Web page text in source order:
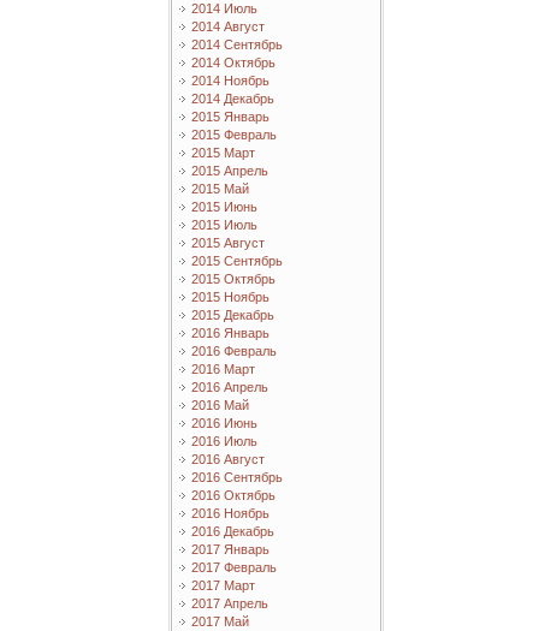
2014 Июль
2014 Август
2014 Сентябрь
2014 Октябрь
2014 Ноябрь
2014 Декабрь
2015 Январь
2015 Февраль
2015 Март
2015 Апрель
2015 Май
2015 Июнь
2015 Июль
2015 Август
2015 Сентябрь
2015 Октябрь
2015 Ноябрь
2015 Декабрь
2016 Январь
2016 Февраль
2016 Март
2016 Апрель
2016 Май
2016 Июнь
2016 Июль
2016 Август
2016 Сентябрь
2016 Октябрь
2016 Ноябрь
2016 Декабрь
2017 Январь
2017 Февраль
2017 Март
2017 Апрель
2017 Май